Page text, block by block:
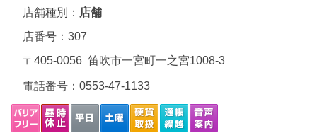
店舗種別： 店舗
店番号：307
〒405-0056 笛吹市一宮町一之宮1008-3
電話番号： 0553-47-1133